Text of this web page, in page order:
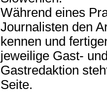
Während eines
Journalisten den
kennen und
jeweilige Gast-
Gastredaktion
Seite.